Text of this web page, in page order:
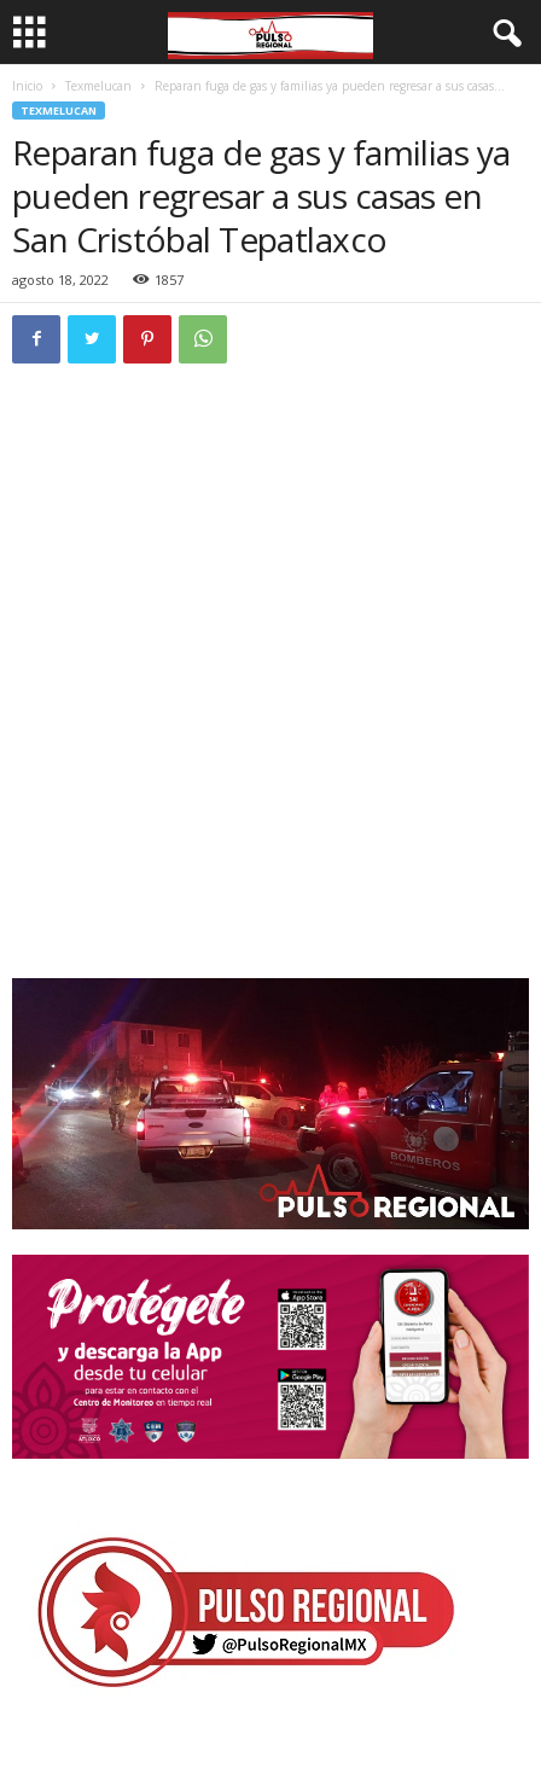
Inicio Texmelucan Reparan fuga de gas y familias ya pueden regresar a sus casas...
TEXMELUCAN
Reparan fuga de gas y familias ya
pueden regresar a sus casas en
San Cristóbal Tepatlaxco
agosto 18, 2022 1857